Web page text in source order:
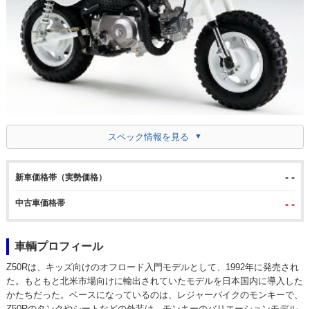
スペック情報を見る
新車価格帯（実勢価格） - -
中古車価格帯 - -
車輌プロフィール
Z50Rは、キッズ向けのオフロード入門モデルとして、1992年に発売され
た。もともと北米市場向けに輸出されていたモデルを日本国内に導入した
かたちだった。ベースになっているのは、レジャーバイクのモンキーで、